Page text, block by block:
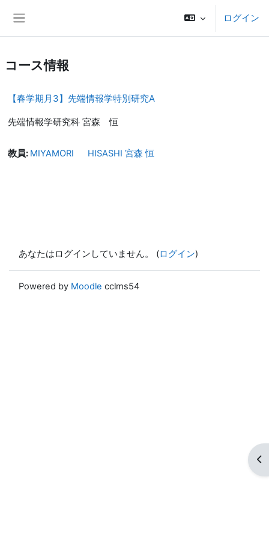
ログイン
ブ
コース情報
【春学期月3】先端情報学特別研究A
先端情報学研究科 宮森 恒
教員: MIYAMORI HISASHI 宮森 恒
あなたはログインしていません。 (ログイン)
Powered by Moodle cclms54